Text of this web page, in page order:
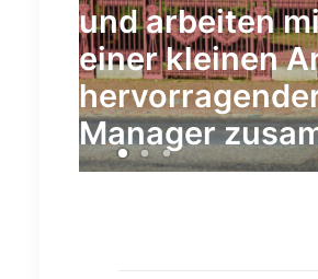
und arbeiten
einer kleinen
Manager